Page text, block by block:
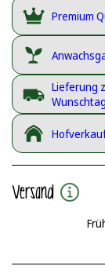
Premium
Lieferung
Wunschtag
Versand